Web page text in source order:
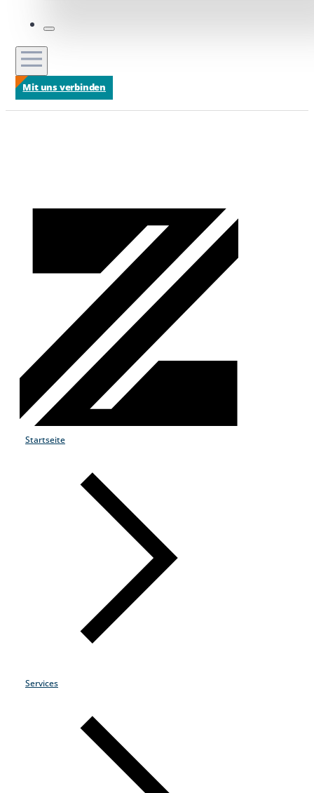
Products & Services
Why Choose Zayo Europe
Mit uns verbinden
Startseite
Services